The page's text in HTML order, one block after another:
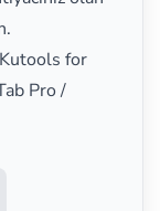
for
Pro /